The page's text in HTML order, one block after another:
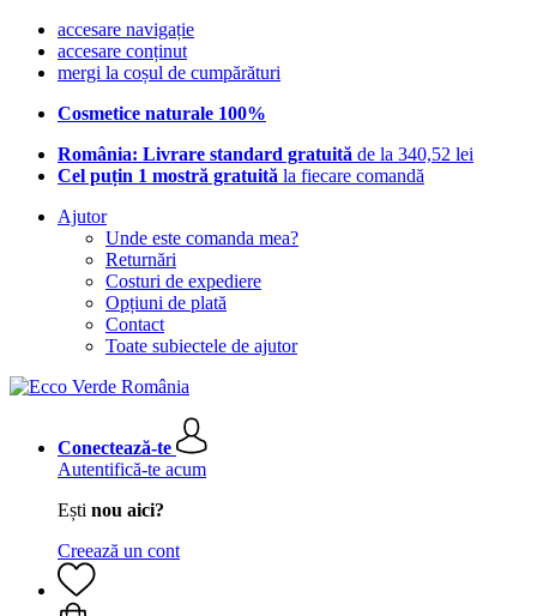
accesare navigație
accesare conținut
mergi la coșul de cumpărături
Cosmetice naturale 100%
România: Livrare standard gratuită de la 340,52 lei
Cel puțin 1 mostră gratuită la fiecare comandă
Ajutor
Unde este comanda mea?
Returnări
Costuri de expediere
Opțiuni de plată
Contact
Toate subiectele de ajutor
Conectează-te
Autentifică-te acum
Ești nou aici?
Creează un cont